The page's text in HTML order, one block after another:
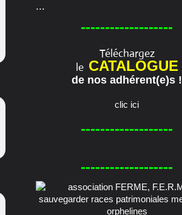
...
-------------------
Téléchargez
le CATALOGUE
de nos adhérent(e)s !
clic ici
-------------------
-------------------